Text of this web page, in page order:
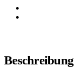
Beschreibung